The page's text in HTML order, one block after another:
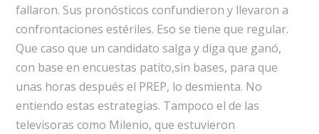
fallaron. Sus pronósticos confundieron y llevaron a
confrontaciones estériles. Eso se tiene que regular.
Que caso que un candidato salga y diga que ganó,
con base en encuestas patito,sin bases, para que
unas horas después el PREP, lo desmienta. No
entiendo estas estrategias. Tampoco el de las
televisoras como Milenio, que estuvieron